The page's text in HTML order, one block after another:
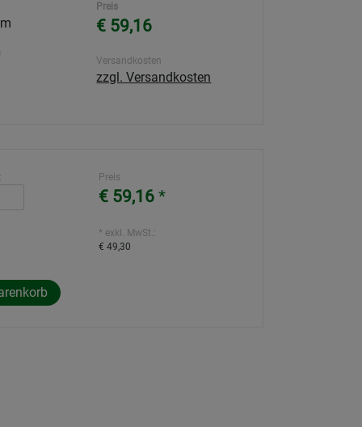
Preis
€ 59,16
Versandkosten
zzgl. Versandkosten
Preis
€ 59,16 *
* exkl. MwSt.:
€ 49,30